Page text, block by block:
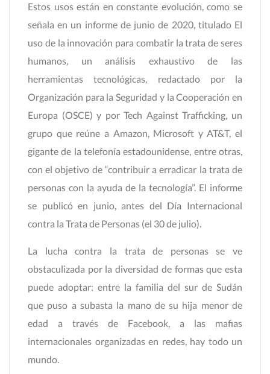
Estos usos están en constante evolución, como se
señala en un informe de junio de 2020, titulado El
uso de la innovación para combatir la trata de seres
humanos, un análisis exhaustivo de las
herramientas tecnológicas, redactado por la
Organización para la Seguridad y la Cooperación en
Europa (OSCE) y por Tech Against Trafficking, un
grupo que reúne a Amazon, Microsoft y AT&T, el
gigante de la telefonía estadounidense, entre otras,
con el objetivo de “contribuir a erradicar la trata de
personas con la ayuda de la tecnología”. El informe
se publicó en junio, antes del Día Internacional
contra la Trata de Personas (el 30 de julio).
La lucha contra la trata de personas se ve
obstaculizada por la diversidad de formas que esta
puede adoptar: entre la familia del sur de Sudán
que puso a subasta la mano de su hija menor de
edad a través de Facebook, a las mafias
internacionales organizadas en redes, hay todo un
mundo.